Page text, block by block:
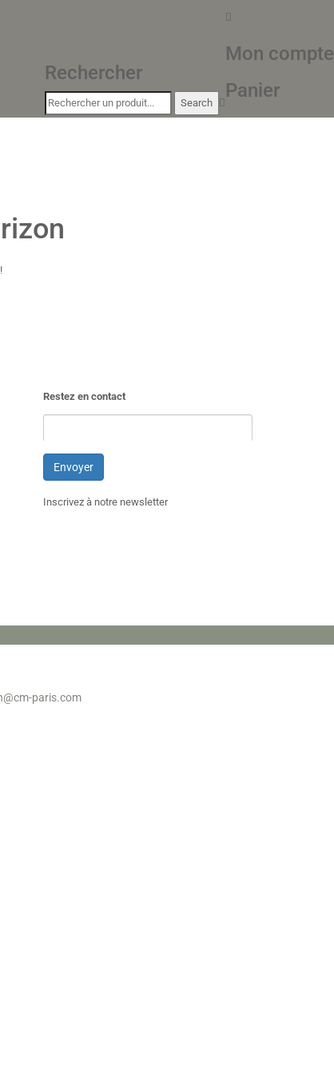
Mon compte
Panier
Rechercher
Restez en contact
Inscrivez à notre newsletter
paris.com